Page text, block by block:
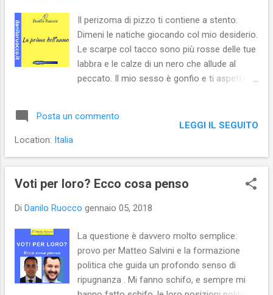
Il perizoma di pizzo ti contiene a stento.
Dimeni le natiche giocando col mio desiderio.
Le scarpe col tacco sono più rosse delle tue
labbra e le calze di un nero che allude al
peccato. Il mio sesso è gonfio e ti aspetta.
Posta un commento
Location: Italia
LEGGI IL SEGUITO
Voti per loro? Ecco cosa penso
Di Danilo Ruocco gennaio 05, 2018
La questione è davvero molto semplice:
provo per Matteo Salvini e la formazione
politica che guida un profondo senso di
ripugnanza . Mi fanno schifo, e sempre mi